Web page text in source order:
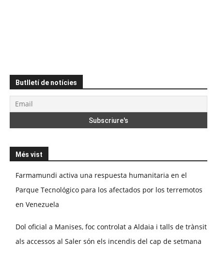
Butlletí de notícies
Més vist
Farmamundi activa una respuesta humanitaria en el
Parque Tecnológico para los afectados por los terremotos
en Venezuela
Dol oficial a Manises, foc controlat a Aldaia i talls de trànsit
als accessos al Saler són els incendis del cap de setmana